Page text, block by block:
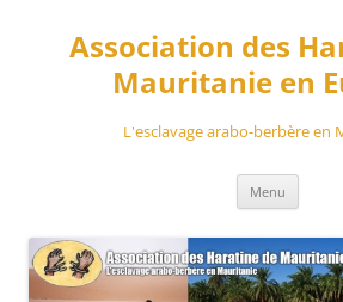
contenuAssociation des
Mauritanie en
L'esclavage arabo-berbère en
Menu